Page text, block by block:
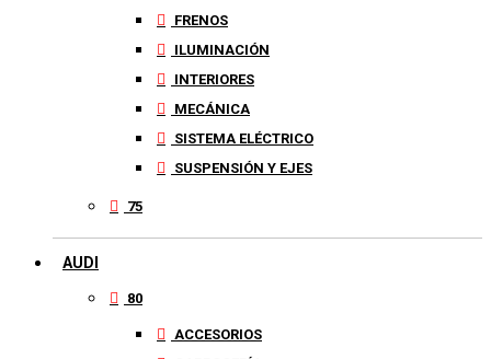
FRENOS
ILUMINACIÓN
INTERIORES
MECÁNICA
SISTEMA ELÉCTRICO
SUSPENSIÓN Y EJES
75
AUDI
80
ACCESORIOS